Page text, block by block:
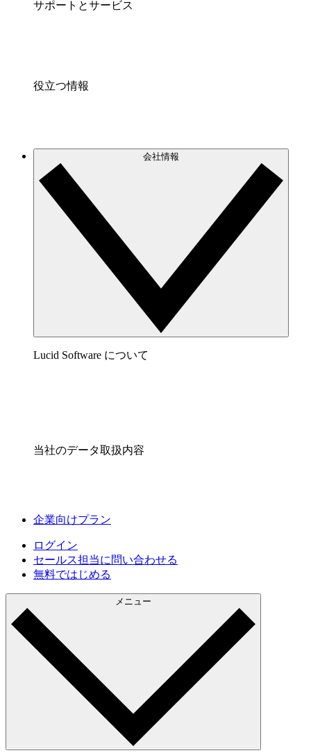
サポートとサービス
役立つ情報
会社情報
Lucid Software について
当社のデータ取扱内容
企業向けプラン
ログイン
セールス担当に問い合わせる
無料ではじめる
メニュー